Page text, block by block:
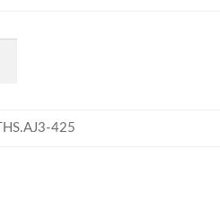
THS.AJ3-425